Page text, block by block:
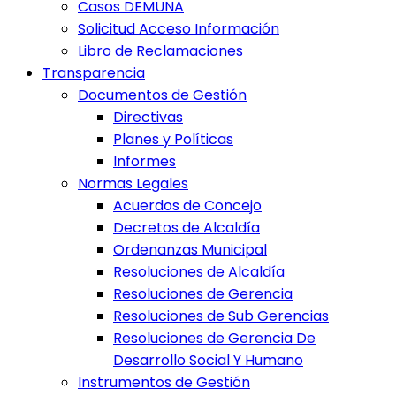
Casos DEMUNA
Solicitud Acceso Información
Libro de Reclamaciones
Transparencia
Documentos de Gestión
Directivas
Planes y Políticas
Informes
Normas Legales
Acuerdos de Concejo
Decretos de Alcaldía
Ordenanzas Municipal
Resoluciones de Alcaldía
Resoluciones de Gerencia
Resoluciones de Sub Gerencias
Resoluciones de Gerencia De
Desarrollo Social Y Humano
Instrumentos de Gestión